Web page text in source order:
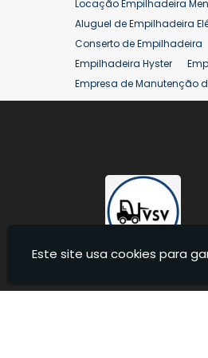
Venda Empilhadeiras 25
Locação Empilhadeira
Aluguel de Empilhadeira
Conserto de Empilhadeira
Empilhadeira Hyster
Empresa de Manutenção
Locação Empilhadeira
Locação de Empilhadeira
Este site usa cookies para